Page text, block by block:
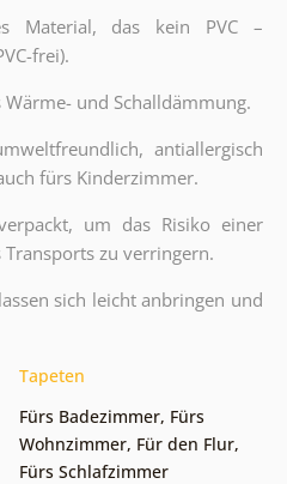
Material, das kein PVC –
frei).
und Schalldämmung.
antiallergisch
fürs Kinderzimmer.
um das Risiko einer
zu verringern.
sich leicht anbringen und
Tapeten
Fürs Badezimmer, Fürs
Wohnzimmer, Für den Flur,
Fürs Schlafzimmer